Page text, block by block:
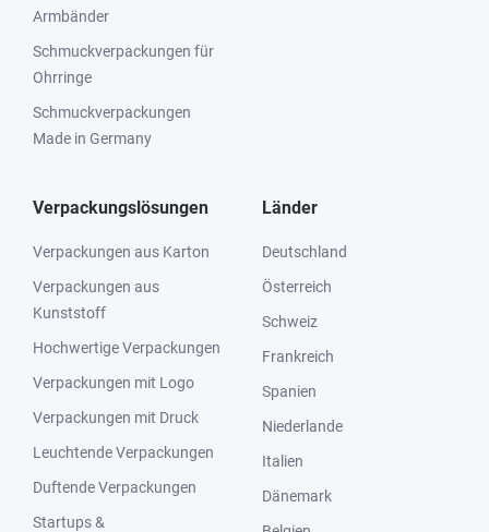
Armbänder
Schmuckverpackungen für
Ohrringe
Schmuckverpackungen
Made in Germany
Verpackungslösungen
Verpackungen aus Karton
Verpackungen aus
Kunststoff
Hochwertige Verpackungen
Verpackungen mit Logo
Verpackungen mit Druck
Leuchtende Verpackungen
Duftende Verpackungen
Startups &
Länder
Deutschland
Österreich
Schweiz
Frankreich
Spanien
Niederlande
Italien
Dänemark